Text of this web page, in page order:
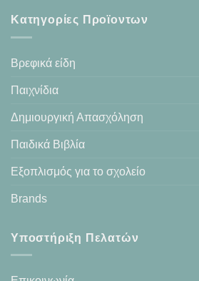
Κατηγορίες Προϊοντων
Βρεφικά είδη
Παιχνίδια
Δημιουργική Απασχόληση
Παιδικά Βιβλία
Εξοπλισμός για το σχολείο
Brands
Υποστήριξη Πελατών